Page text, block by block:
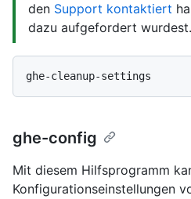
den Support kontaktiert
dazu aufgefordert wurdest.
ghe-config
Mit diesem Hilfsprogramm
Konfigurationseinstellungen